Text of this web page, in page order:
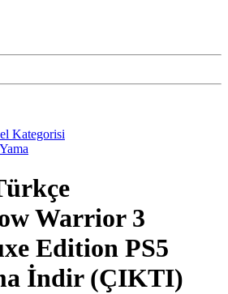
Kategorisi
Warrior 3
Edition PS5
İndir (ÇIKTI)